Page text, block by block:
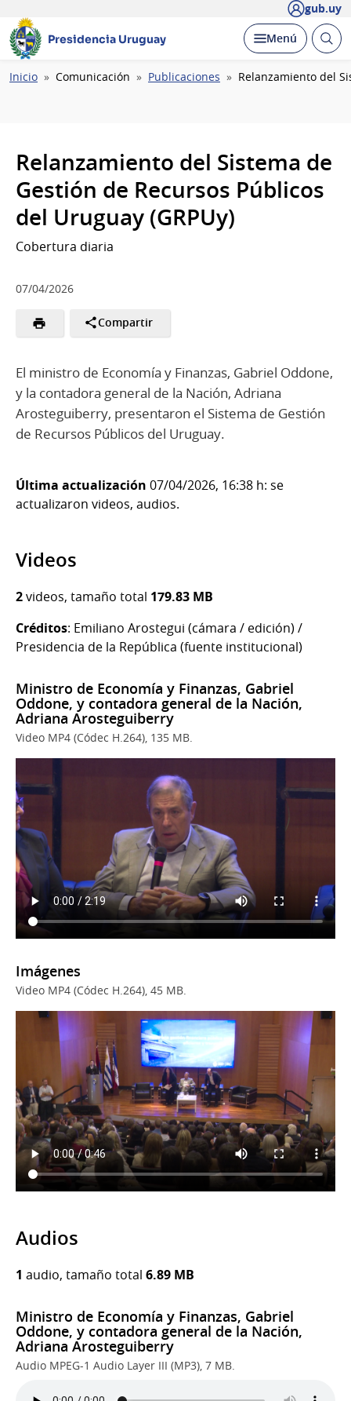
gub.uy
Presidencia Uruguay Desplegar
Menú Abrir
Ruta
Inicio Comunicación Publicaciones Relanzamiento del
Relanzamiento del Sistema de
Gestión de Recursos Públicos
del Uruguay (GRPUy)
Cobertura diaria
07/04/2026
Compartir
El ministro de Economía y Finanzas, Gabriel Oddone,
y la contadora general de la Nación, Adriana
Arosteguiberry, presentaron el Sistema de Gestión
de Recursos Públicos del Uruguay.
Última actualización 07/04/2026, 16:38 h: se
actualizaron videos, audios.
Videos
2videos, tamaño total 179.83 MB
Créditos: Emiliano Arostegui (cámara / edición) /
Presidencia de la República (fuente institucional)
Ministro de Economía y Finanzas, Gabriel
Oddone, y contadora general de la Nación,
Adriana Arosteguiberry
Video MP4 (Códec H.264), 135 MB.
Imágenes
Video MP4 (Códec H.264), 45 MB.
Audios
1 audio, tamaño total 6.89 MB
Ministro de Economía y Finanzas, Gabriel
Oddone, y contadora general de la Nación,
Adriana Arosteguiberry
Audio MPEG-1 Audio Layer III (MP3), 7 MB.